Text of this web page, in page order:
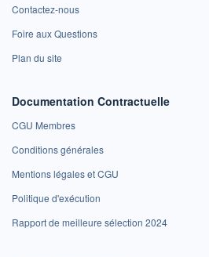
Contactez-nous
Foire aux Questions
Plan du site
Documentation Contractuelle
CGU Membres
Conditions générales
Mentions légales et CGU
Politique d'exécution
Rapport de meilleure sélection 2024